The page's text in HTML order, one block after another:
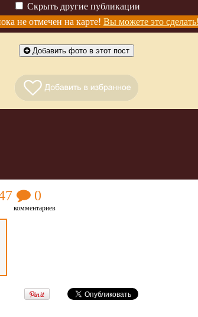
Скрыть другие публикации
не отмечен на карте! Вы можете это сделать!
Добавить фото в этот пост
0
комментариев